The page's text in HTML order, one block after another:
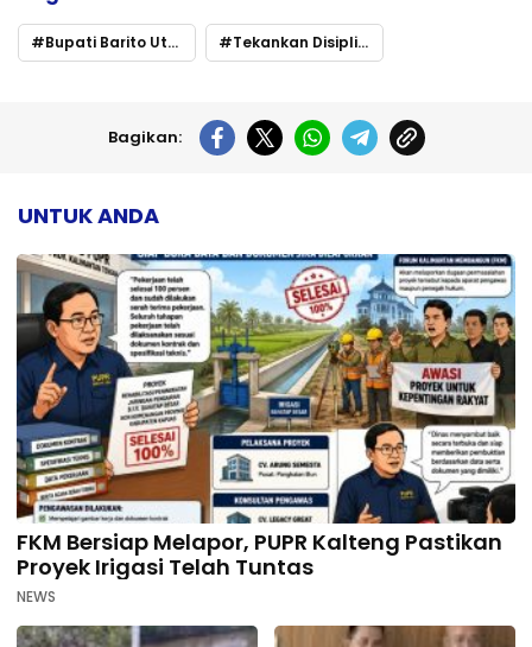
Bupati Barito Utara Pimpin Apel Gabungan Perdana Tahun 2025 Tekankan Disiplin dan Sinergi ASN
Bagikan:
UNTUK ANDA
FKM Bersiap Melapor, PUPR Kalteng Pastikan
Proyek Irigasi Telah Tuntas
NEWS